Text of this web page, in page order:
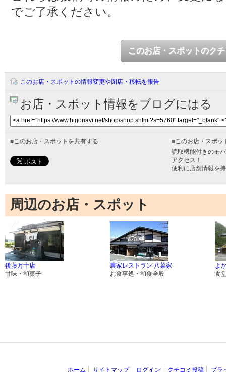
でご了承ください。
このお店・スポットのク
このお店・スポットの情報変更や閉店・移転を報告
お店・スポット情報をブログにはる
■ このお店・スポットを共有する ■ このお店・スポ
読取機能付きのモ
アクセス！
便利に店舗情報を
周辺のお店・スポット
後藤万十店
甘味・和菓子
農家レストラン 八菜家
お食事処・和食全般
よ
食
ホーム サイトマップ ログイン クチコミ投稿 プラ